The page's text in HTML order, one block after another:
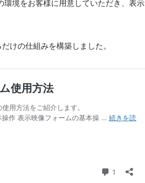
環境をお客様に用意していただき、表示
けの仕組みを構築しました。